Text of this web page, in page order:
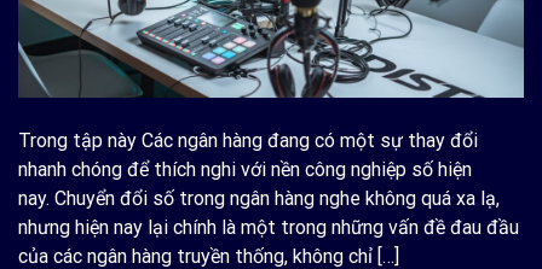
Trong tập này Các ngân hàng đang có một sự thay đổi
nhanh chóng để thích nghi với nền công nghiệp số hiện
nay. Chuyển đổi số trong ngân hàng nghe không quá xa lạ,
nhưng hiện nay lại chính là một trong những vấn đề đau đầu
của các ngân hàng truyền thống, không chỉ […]